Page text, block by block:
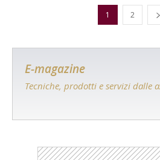
1 2
E-magazine
Tecniche, prodotti e servizi dalle